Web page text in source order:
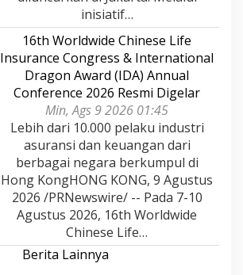
inisiatif…
16th Worldwide Chinese Life
Insurance Congress & International
Dragon Award (IDA) Annual
Conference 2026 Resmi Digelar
Min, Ags 9 2026 01:45
Lebih dari 10.000 pelaku industri
asuransi dan keuangan dari
berbagai negara berkumpul di
Hong KongHONG KONG, 9 Agustus
2026 /PRNewswire/ -- Pada 7-10
Agustus 2026, 16th Worldwide
Chinese Life…
Berita Lainnya